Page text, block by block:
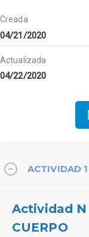
Creada
04/21/2020
Actualizada
04/22/2020
ACTIVIDAD 1
Actividad N
CUERPO